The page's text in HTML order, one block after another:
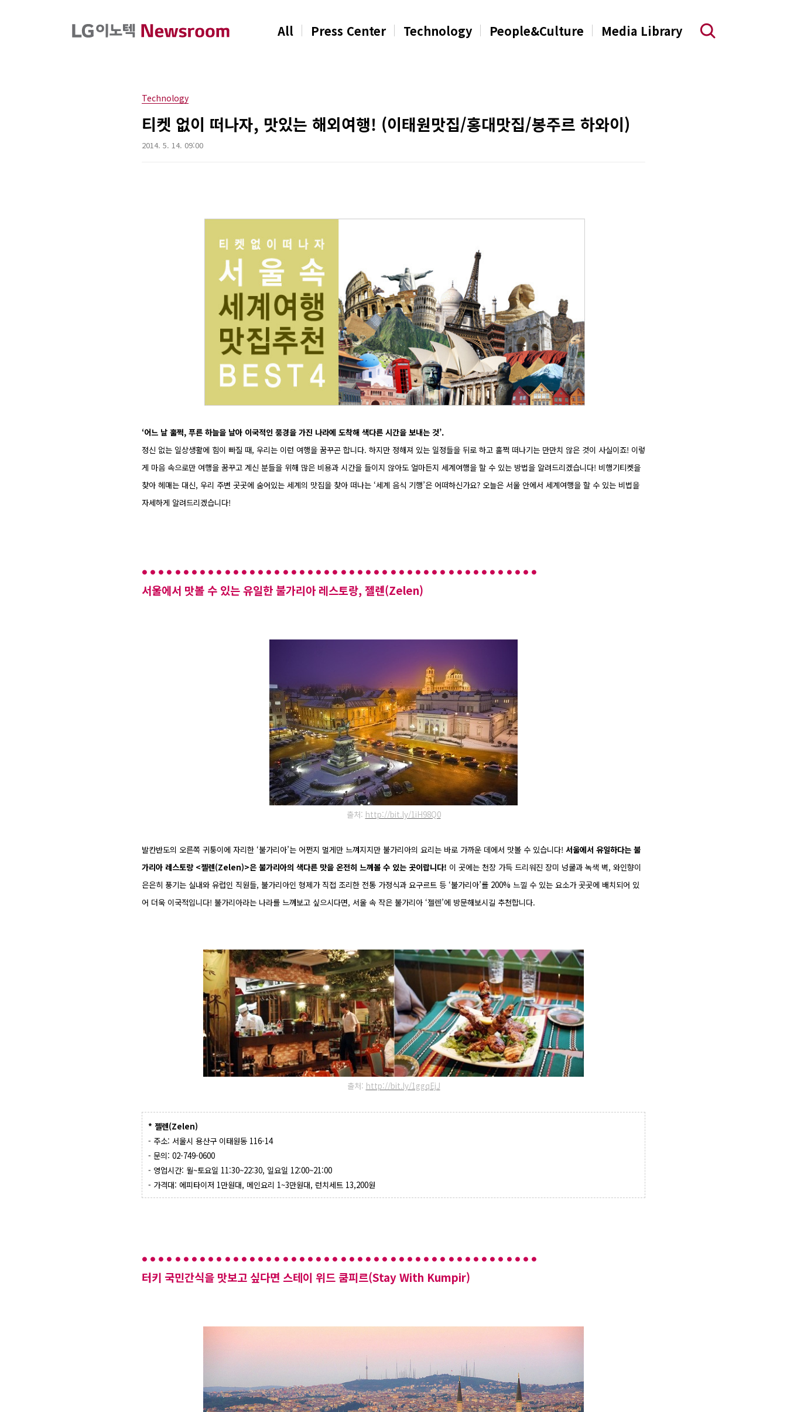
All Press Center Technology People&Culture Media Library
Technology
티켓 없이 떠나자, 맛있는 해외여행! (이태원맛집/홍대맛집/봉주르 하와이)
2014. 5. 14. 09:00
‘어느 날 훌쩍, 푸른 하늘을 날아 이국적인 풍경을 가진 나라에 도착해 색다른 시간을 보내는 것’.
정신 없는 일상생활에 힘이 빠질 때, 우리는 이런 여행을 꿈꾸곤 합니다. 하지만 정해져 있는 일정들을 뒤로 하고 훌쩍 떠나기는 만만치 않은 것이 사실이죠! 이렇
게 마음 속으로만 여행을 꿈꾸고 계신 분들을 위해 많은 비용과 시간을 들이지 않아도 얼마든지 세계여행을 할 수 있는 방법을 알려드리겠습니다! 비행기티켓을
찾아 헤매는 대신, 우리 주변 곳곳에 숨어있는 세계의 맛집을 찾아 떠나는 ‘세계 음식 기행’은 어떠하신가요? 오늘은 서울 안에서 세계여행을 할 수 있는 비법을
자세하게 알려드리겠습니다!
서울에서 맛볼 수 있는 유일한 불가리아 레스토랑, 젤렌(Zelen)
출처: http://bit.ly/1iH98Q0
발칸반도의 오른쪽 귀퉁이에 자리한 ‘불가리아’는 어쩐지 멀게만 느껴지지만 불가리아의 요리는 바로 가까운 데에서 맛볼 수 있습니다! 서울에서 유일하다는 불
가리아 레스토랑 <젤렌(Zelen)>은 불가리아의 색다른 맛을 온전히 느껴볼 수 있는 곳이랍니다! 이 곳에는 천장 가득 드리워진 장미 넝쿨과 녹색 벽, 와인향이
은은히 풍기는 실내와 유럽인 직원들, 불가리아인 형제가 직접 조리한 전통 가정식과 요구르트 등 ‘불가리아’를 200% 느낄 수 있는 요소가 곳곳에 배치되어 있
어 더욱 이국적입니다! 불가리아라는 나라를 느껴보고 싶으시다면, 서울 속 작은 불가리아 ‘젤렌’에 방문해보시길 추천합니다.
출처: http://bit.ly/1ggqEjJ
* 젤렌(Zelen)
- 주소: 서울시 용산구 이태원동 116-14
- 문의: 02-749-0600
- 영업시간: 월~토요일 11:30~22:30, 일요일 12:00~21:00
- 가격대: 에피타이저 1만원대, 메인요리 1~3만원대, 런치세트 13,200원
터키 국민간식을 맛보고 싶다면 스테이 위드 쿰피르(Stay With Kumpir)